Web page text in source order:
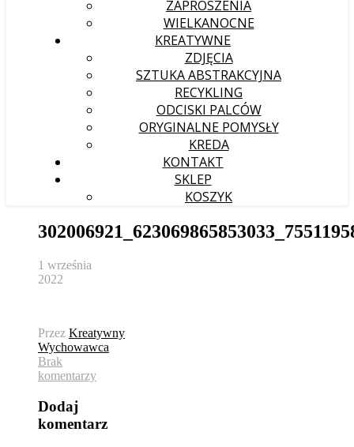
ZAPROSZENIA
WIELKANOCNE
KREATYWNE
ZDJĘCIA
SZTUKA ABSTRAKCYJNA
RECYKLING
ODCISKI PALCÓW
ORYGINALNE POMYSŁY
KREDA
KONTAKT
SKLEP
KOSZYK
1 września
2022
Przez Kreatywny
Wychowawca
Brak
komentarzy
Dodaj
komentarz